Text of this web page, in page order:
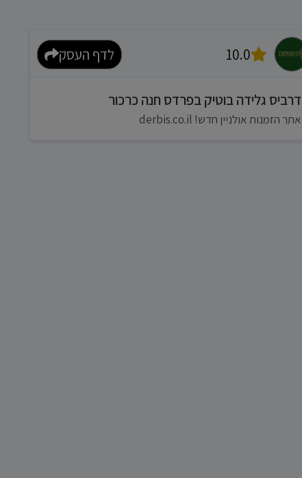
10.0 לדף העסק
דרביס גלידה בוטיק בפרדס חנה כרכור
אתר הזמנות אולניין חדש! derbis.co.il